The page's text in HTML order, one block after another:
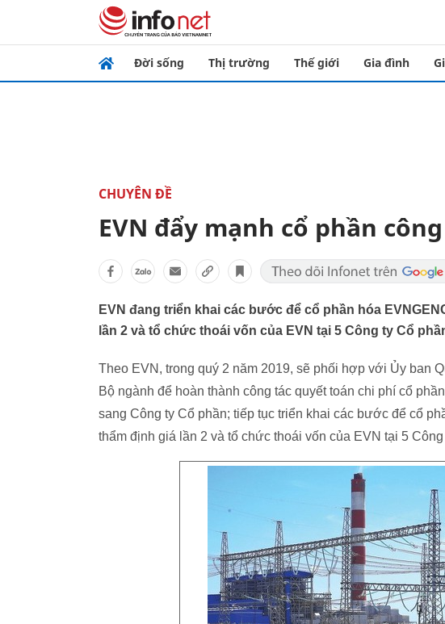
Đời sống Thị trường Thế giới Gia đình
CHUYÊN ĐỀ
EVN đẩy mạnh cổ phần
EVN đang triển khai các bước để cổ phần hóa
lần 2 và tổ chức thoái vốn của EVN tại 5 Công ty Cổ
Theo EVN, trong quý 2 năm 2019, sẽ phối hợp với Ủy ban
Bộ ngành để hoàn thành công tác quyết toán chi phí cổ
sang Công ty Cổ phần; tiếp tục triển khai các bước để cổ
thẩm định giá lần 2 và tổ chức thoái vốn của EVN tại 5